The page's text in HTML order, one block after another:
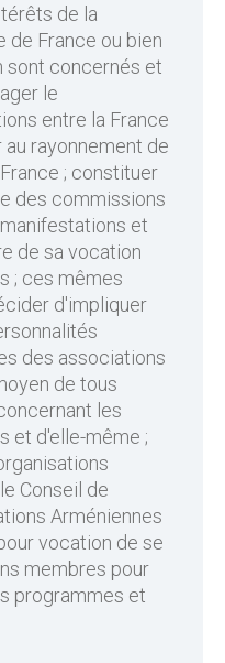
de la
de France ou bien
sont concernés et
le
entre la France
rayonnement de
; constituer
des commissions
et
de sa vocation
; ces mêmes
d'impliquer
des associations
de tous
les
et d'elle-même ;
Conseil de
Arméniennes
vocation de se
membres pour
programmes et